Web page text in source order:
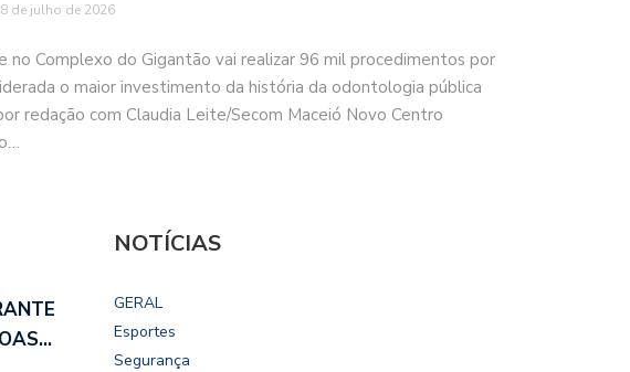
de julho de 2026
no Complexo do Gigantão vai realizar 96 mil procedimentos por
o maior investimento da história da odontologia pública
redação com Claudia Leite/Secom Maceió Novo Centro
NOTÍCIAS
GERAL
Esportes
Segurança